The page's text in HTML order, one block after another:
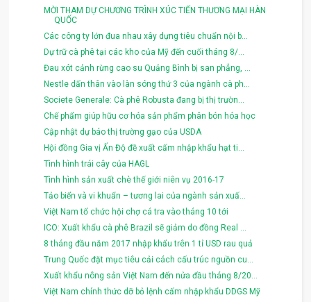
MỜI THAM DỰ CHƯƠNG TRÌNH XÚC TIẾN THƯƠNG MẠI HÀN
QUỐC
Các công ty lớn đua nhau xây dựng tiêu chuẩn nội b...
Dự trữ cà phê tại các kho của Mỹ đến cuối tháng 8/...
Đau xót cảnh rừng cao su Quảng Bình bị san phẳng, ...
Nestle dấn thân vào làn sóng thứ 3 của ngành cà ph...
Societe Generale: Cà phê Robusta đang bị thị trườn...
Chế phẩm giúp hữu cơ hóa sản phẩm phân bón hóa học
Cập nhật dự báo thị trường gạo của USDA
Hội đồng Gia vị Ấn Độ đề xuất cấm nhập khẩu hạt ti...
Tình hình trái cây của HAGL
Tình hình sản xuất chè thế giới niên vụ 2016-17
Tảo biển và vi khuẩn – tương lai của ngành sản xuấ...
Việt Nam tổ chức hội chợ cá tra vào tháng 10 tới
ICO: Xuất khẩu cà phê Brazil sẽ giảm do đồng Real ...
8 tháng đầu năm 2017 nhập khẩu trên 1 tỉ USD rau quả
Trung Quốc đặt mục tiêu cải cách cấu trúc nguồn cu...
Xuất khẩu nông sản Việt Nam đến nửa đầu tháng 8/20...
Việt Nam chính thức dỡ bỏ lệnh cấm nhập khẩu DDGS Mỹ